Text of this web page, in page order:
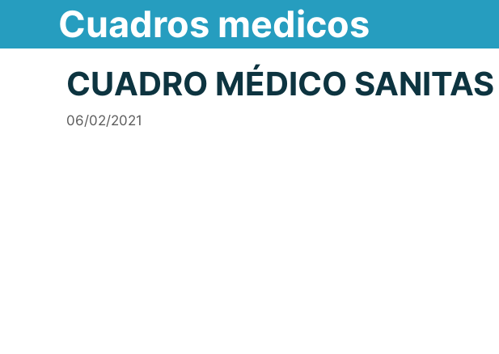
contenido
Cuadros medicos
CUADRO MÉDICO
06/02/2021